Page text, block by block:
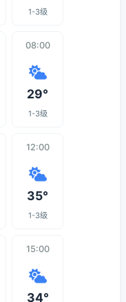
1-3级
08:00
29°
1-3级
12:00
35°
1-3级
15:00
34°